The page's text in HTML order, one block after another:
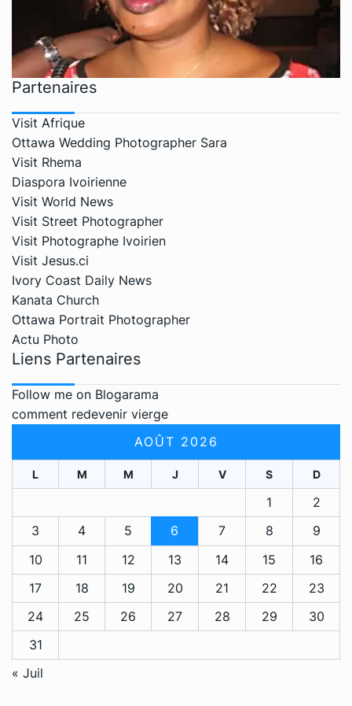
Partenaires
Visit Afrique
Ottawa Wedding Photographer Sara
Visit Rhema
Diaspora Ivoirienne
Visit World News
Visit Street Photographer
Visit Photographe Ivoirien
Visit Jesus.ci
Ivory Coast Daily News
Kanata Church
Ottawa Portrait Photographer
Actu Photo
Liens Partenaires
Follow me on Blogarama
comment redevenir vierge
AOÛT 2026
L M M J V S D
1
2
3
4 5 6 7 8
9
10
11 12 13 14 15
16
17
18 19 20 21 22
23
24
25 26 27 28 29
30
31
« Juil